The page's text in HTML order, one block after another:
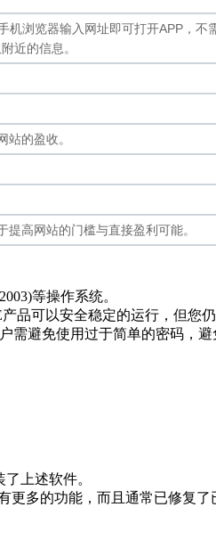
浏览器输入网址即可打开APP，
近的信息。
的盈收。
高网站的门槛与直接盈利可能。
等操作系统。
品可以安全稳定的运行，但您
避免使用过于简单的密码，
上述软件。
多的功能，而且通常已修复了